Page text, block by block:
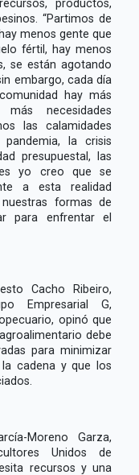
productos,
“Partimos de
menos gente que
fértil, hay menos
se están agotando
embargo, cada día
hay más
necesidades
las calamidades
la crisis
presupuestal, las
yo creo que se
a esta realidad
formas de
para enfrentar el
Cacho Ribeiro,
Empresarial G,
opinó que
debe
para minimizar
cadena y que los
Moreno Garza,
Unidos de
recursos y una